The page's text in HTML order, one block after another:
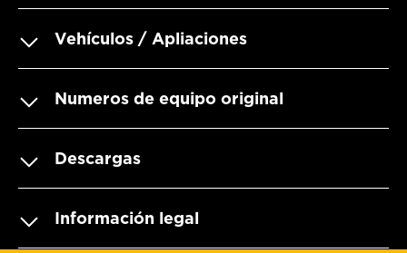
Vehículos / Apliaciones
Numeros de equipo original
Descargas
Información legal